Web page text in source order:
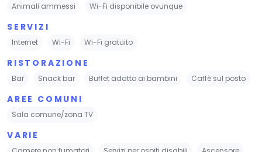
Animali ammessi Wi-Fi disponibile ovunque
SERVIZI
Internet Wi-Fi Wi-Fi gratuito
RISTORAZIONE
Bar Snack bar Buffet adatto ai bambini Caffè sul posto
AREE COMUNI
Sala comune/zona TV
VARIE